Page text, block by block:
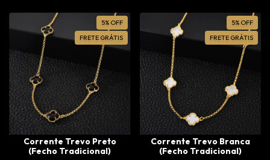
5% OFF
FRETE GRÁTIS
Corrente Trevo Preto
(Fecho Tradicional)
5% OFF
FRETE GRÁTIS
Corrente Trevo Branca
(Fecho Tradicional)